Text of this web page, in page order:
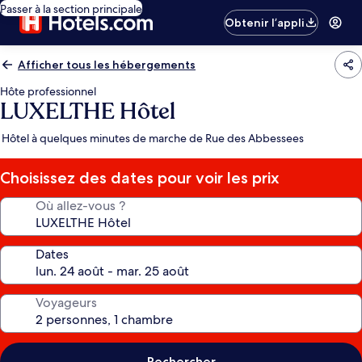
Passer à la section principale
Obtenir l’appli
Afficher tous les hébergements
Hôte professionnel
LUXELTHE Hôtel
Hôtel à quelques minutes de marche de Rue des Abbessees
Choisissez des dates pour voir les prix
Où allez-vous ?
Dates
Voyageurs